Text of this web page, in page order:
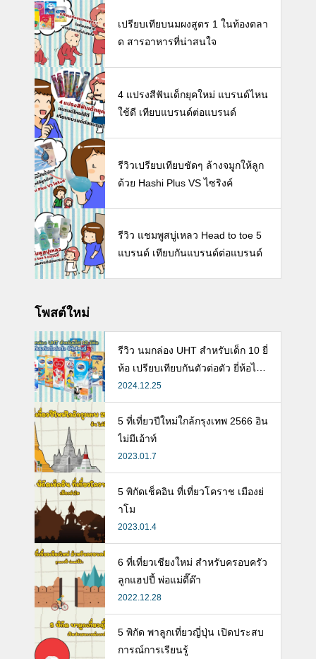
เปรียบเทียบนมผงสูตร 1 ในท้องตลา
ด สารอาหารที่น่าสนใจ
4 แปรงสีฟันเด็กยุคใหม่ แบรนด์ไหน
ใช้ดี เทียบแบรนด์ต่อแบรนด์
รีวิวเปรียบเทียบชัดๆ ล้างจมูกให้ลูก
ด้วย Hashi Plus VS ไซริงค์
รีวิว แชมพูสบู่เหลว Head to toe 5
แบรนด์ เทียบกันแบรนด์ต่อแบรนด์
โพสต์ใหม่
รีวิว นมกล่อง UHT สำหรับเด็ก 10 ยี่
ห้อ เปรียบเทียบกันตัวต่อตัว ยี่ห้อไห
นดี พร้อมแนะวิธีการเลือกนมกล่องใ
ห้ลูก
2024.12.25
5 ที่เที่ยวปีใหม่ใกล้กรุงเทพ 2566 อิน
ไม่มีเอ้าท์
2023.01.7
5 พิกัดเช็คอิน ที่เที่ยวโคราช เมืองย่
าโม
2023.01.4
6 ที่เที่ยวเชียงใหม่ สำหรับครอบครัว
ลูกแฮปปี้ พ่อแม่ดี๊ด๊า
2022.12.28
5 พิกัด พาลูกเที่ยวญี่ปุ่น เปิดประสบ
การณ์การเรียนรู้